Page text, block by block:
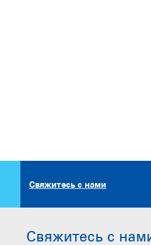
Свяжитесь с нами
Свяжитесь с